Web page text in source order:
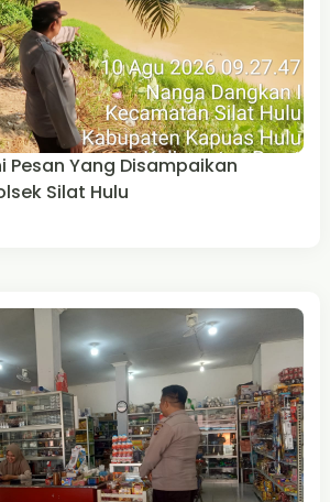
Pesan Yang Disampaikan
Silat Hulu